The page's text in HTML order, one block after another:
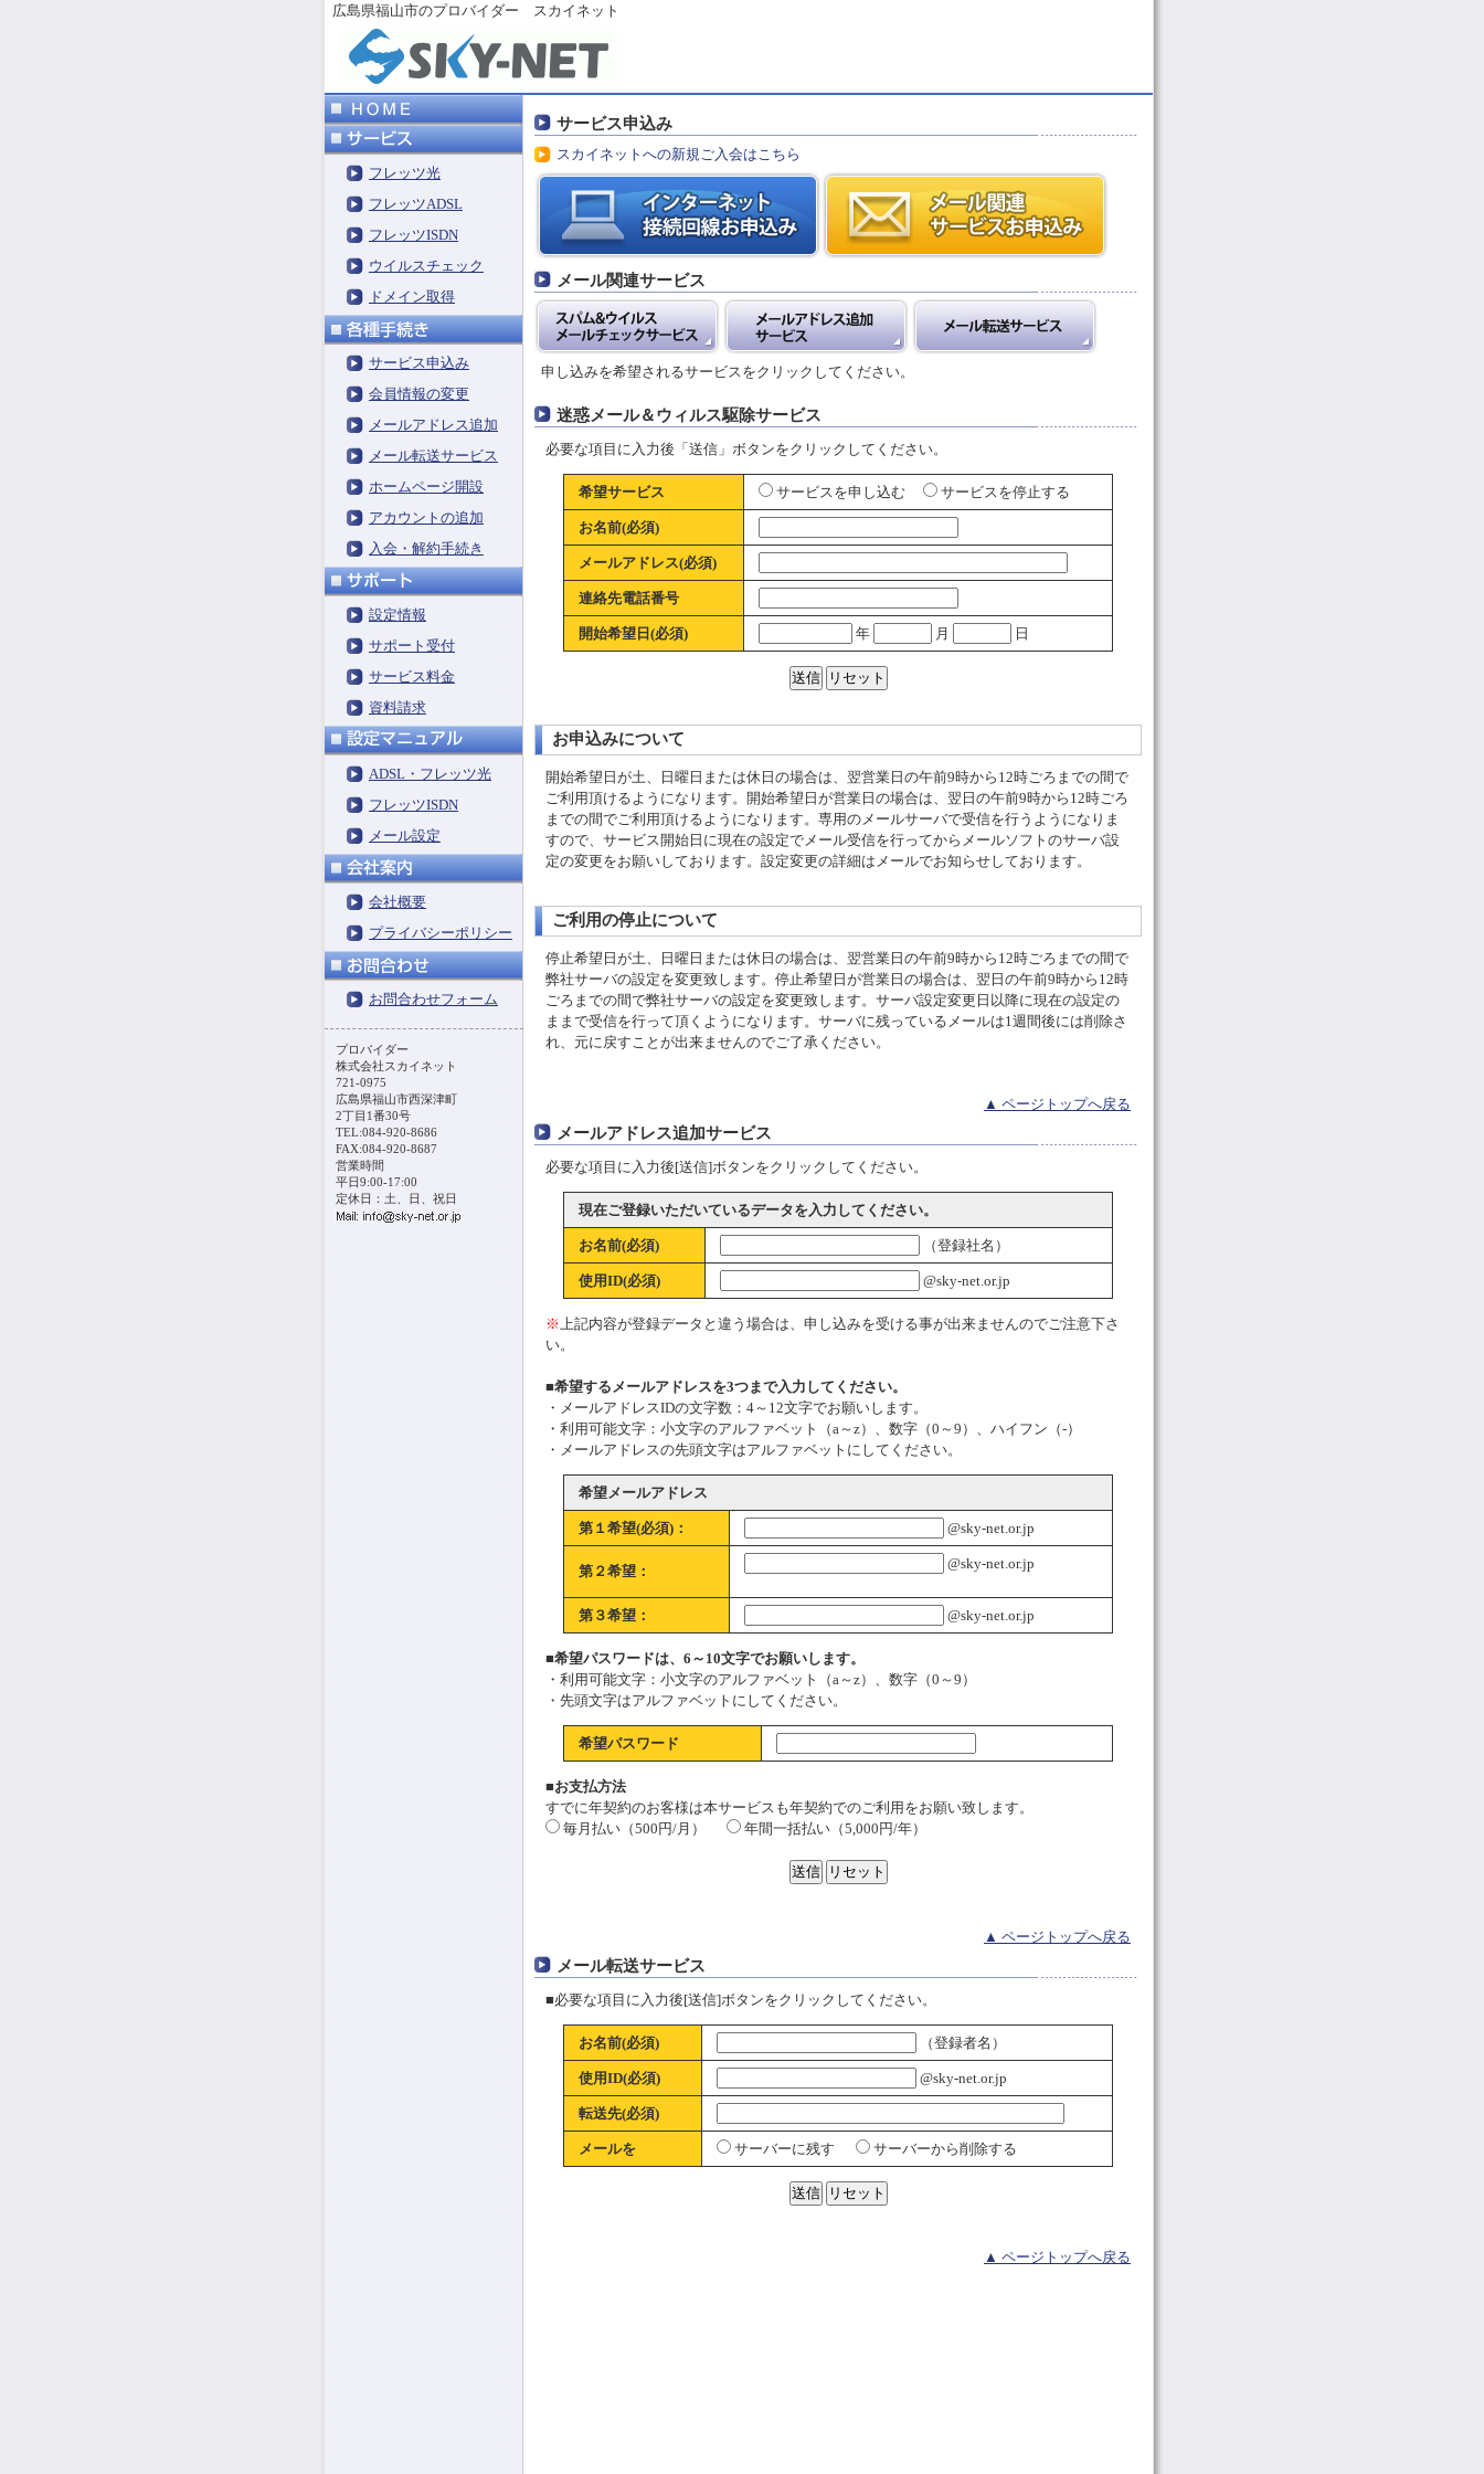
広島県福山市のプロバイダー スカイネット
サービス申込み
スカイネットへの新規ご入会はこちら
メール関連サービス
申し込みを希望されるサービスをクリックしてください。
迷惑メール＆ウィルス駆除サービス
必要な項目に入力後「送信」ボタンをクリックしてください。
希望サービス サービスを申し込む サービスを停止する
お名前(必須)
メールアドレス(必須)
連絡先電話番号
開始希望日(必須) 年 月 日
お申込みについて
開始希望日が土、日曜日または休日の場合は、翌営業日の午前9時から12時ごろまでの間で
ご利用頂けるようになります。開始希望日が営業日の場合は、翌日の午前9時から12時ごろ
までの間でご利用頂けるようになります。専用のメールサーバで受信を行うようになりま
すので、サービス開始日に現在の設定でメール受信を行ってからメールソフトのサーバ設
定の変更をお願いしております。設定変更の詳細はメールでお知らせしております。
ご利用の停止について
停止希望日が土、日曜日または休日の場合は、翌営業日の午前9時から12時ごろまでの間で
弊社サーバの設定を変更致します。停止希望日が営業日の場合は、翌日の午前9時から12時
ごろまでの間で弊社サーバの設定を変更致します。サーバ設定変更日以降に現在の設定の
ままで受信を行って頂くようになります。サーバに残っているメールは1週間後には削除さ
れ、元に戻すことが出来ませんのでご了承ください。
▲ ページトップへ戻る
メールアドレス追加サービス
必要な項目に入力後[送信]ボタンをクリックしてください。
現在ご登録いただいているデータを入力してください。
お名前(必須) （登録社名）
使用ID(必須) @sky-net.or.jp
※上記内容が登録データと違う場合は、申し込みを受ける事が出来ませんのでご注意下さ
い。
■希望するメールアドレスを3つまで入力してください。
・メールアドレスIDの文字数：4～12文字でお願いします。
・利用可能文字：小文字のアルファベット（a～z）、数字（0～9）、ハイフン（-）
・メールアドレスの先頭文字はアルファベットにしてください。
希望メールアドレス
第１希望(必須)： @sky-net.or.jp
第２希望： @sky-net.or.jp
第３希望： @sky-net.or.jp
■希望パスワードは、6～10文字でお願いします。
・利用可能文字：小文字のアルファベット（a～z）、数字（0～9）
・先頭文字はアルファベットにしてください。
希望パスワード
■お支払方法
すでに年契約のお客様は本サービスも年契約でのご利用をお願い致します。
毎月払い（500円/月）
年間一括払い（5,000円/年）
▲ ページトップへ戻る
メール転送サービス
■必要な項目に入力後[送信]ボタンをクリックしてください。
お名前(必須) （登録者名）
使用ID(必須) @sky-net.or.jp
転送先(必須)
メールを サーバーに残す サーバーから削除する
▲ ページトップへ戻る
フレッツ光
フレッツADSL
フレッツISDN
ウイルスチェック
ドメイン取得
サービス申込み
会員情報の変更
メールアドレス追加
メール転送サービス
ホームページ開設
アカウントの追加
入会・解約手続き
設定情報
サポート受付
サービス料金
資料請求
ADSL・フレッツ光
フレッツISDN
メール設定
会社概要
プライバシーポリシー
お問合わせフォーム
プロバイダー
株式会社スカイネット
721-0975
広島県福山市西深津町
2丁目1番30号
TEL:084-920-8686
FAX:084-920-8687
営業時間
平日9:00-17:00
定休日：土、日、祝日